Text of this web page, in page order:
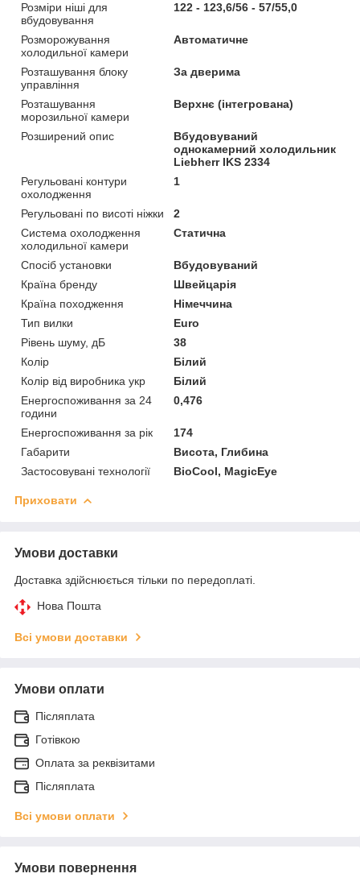
Розміри ніші для
вбудовування
122 - 123,6/56 - 57/55,0
Розморожування
холодильної камери
Автоматичне
Розташування блоку
управління
За дверима
Розташування
морозильної камери
Верхнє (інтегрована)
Розширений опис
Вбудовуваний
однокамерний холодильник
Liebherr IKS 2334
Регульовані контури
охолодження
1
Регульовані по висоті ніжки
2
Система охолодження
холодильної камери
Статична
Спосіб установки
Вбудовуваний
Країна бренду
Швейцарія
Країна походження
Німеччина
Тип вилки
Euro
Рівень шуму, дБ
38
Колір
Білий
Колір від виробника укр
Білий
Енергоспоживання за 24
години
0,476
Енергоспоживання за рік
174
Габарити
Висота, Глибина
Застосовувані технології
BioCool, MagicEye
Приховати
Умови доставки
Доставка здійснюється тільки по передоплаті.
Нова Пошта
Всі умови доставки
Умови оплати
Післяплата
Готівкою
Оплата за реквізитами
Післяплата
Всі умови оплати
Умови повернення